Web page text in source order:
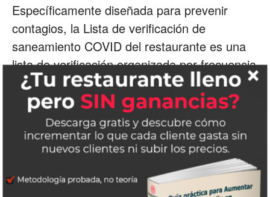
Específicamente diseñada para prevenir
contagios, la Lista de verificación de
saneamiento COVID del restaurante es una
lista de verificación organizada por frecuencia
de limpieza, para que pueda garantizar que
se realice un saneamiento adecuado con los
productos de sanitización adecuados durante
todo el día en tu establecimiento.
Perfecto para todas las áreas del restaurante,
incluyendo el área del comedor, la cocina y